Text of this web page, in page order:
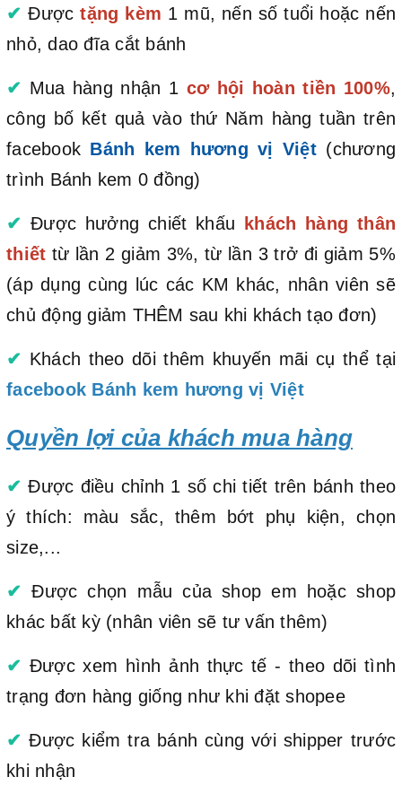
✔ Được tặng kèm 1 mũ, nến số tuổi hoặc nến
nhỏ, dao đĩa cắt bánh
✔ Mua hàng nhận 1 cơ hội hoàn tiền 100%,
công bố kết quả vào thứ Năm hàng tuần trên
facebook Bánh kem hương vị Việt(chương
trình Bánh kem 0 đồng)
✔ Được hưởng chiết khấu khách hàng thân
thiết từ lần 2 giảm 3%, từ lần 3 trở đi giảm 5%
(áp dụng cùng lúc các KM khác, nhân viên sẽ
chủ động giảm THÊM sau khi khách tạo đơn)
✔ Khách theo dõi thêm khuyến mãi cụ thể tại
facebook Bánh kem hương vị Việt
Quyền lợi của khách mua hàng
✔ Được điều chỉnh 1 số chi tiết trên bánh theo
ý thích: màu sắc, thêm bớt phụ kiện, chọn
size,...
✔ Được chọn mẫu của shop em hoặc shop
khác bất kỳ (nhân viên sẽ tư vấn thêm)
✔ Được xem hình ảnh thực tế - theo dõi tình
trạng đơn hàng giống như khi đặt shopee
✔ Được kiểm tra bánh cùng với shipper trước
khi nhận